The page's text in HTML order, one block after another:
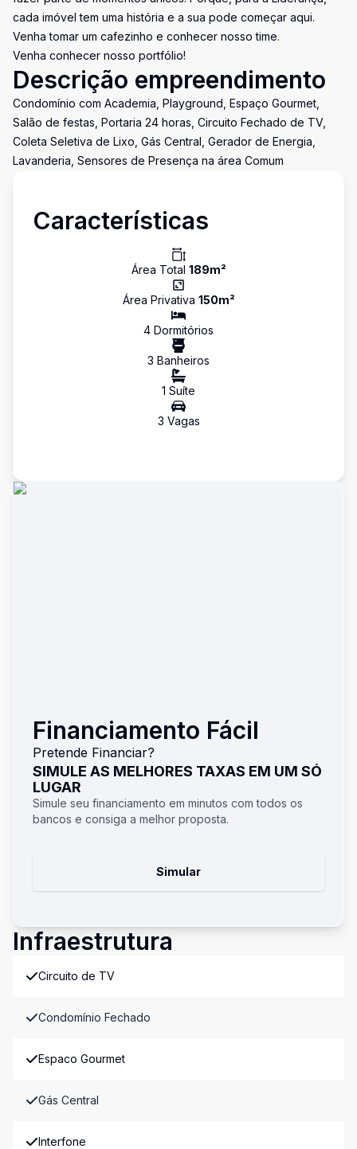
cada imóvel tem uma história e a sua pode começar aqui.
Venha tomar um cafezinho e conhecer nosso time.
Venha conhecer nosso portfólio!
Descrição empreendimento
Condomínio com Academia, Playground, Espaço Gourmet,
Salão de festas, Portaria 24 horas, Circuito Fechado de TV,
Coleta Seletiva de Lixo, Gás Central, Gerador de Energia,
Lavanderia, Sensores de Presença na área Comum
Características
Área Total 189m²
Área Privativa 150m²
4 Dormitórios
3 Banheiros
1 Suíte
3 Vagas
Financiamento Fácil
Pretende Financiar?
SIMULE AS MELHORES TAXAS EM UM SÓ
LUGAR
Simule seu financiamento em minutos com todos os
bancos e consiga a melhor proposta.
Simular
Infraestrutura
Circuito de TV
Condomínio Fechado
Espaco Gourmet
Gás Central
Interfone